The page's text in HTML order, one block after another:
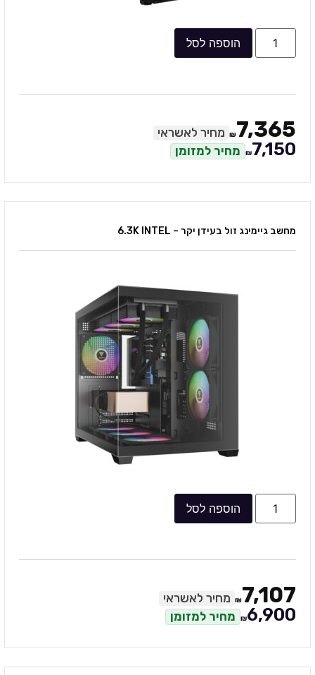
הוספה לסל
₪7,365 מחיר לאשראי
₪7,150 מחיר למזומן
מחשב גיימינג זול בעידן יקר – 6.3K INTEL
הוספה לסל
₪7,107 מחיר לאשראי
₪6,900 מחיר למזומן